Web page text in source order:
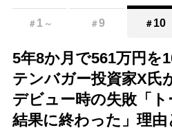
＃ 1 ～ ＃9 ＃ 10
5年8か月で561万円を
テンバガー投資家X氏
デビュー時の失敗「
結果に終わった」理由